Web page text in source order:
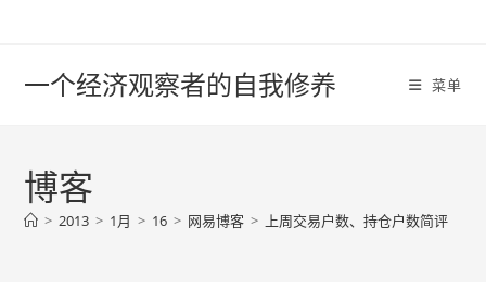
一个经济观察者的自我修养 菜单
博客
> 2013 > 1月 > 16 > 网易博客 > 上周交易户数、持仓户数简评